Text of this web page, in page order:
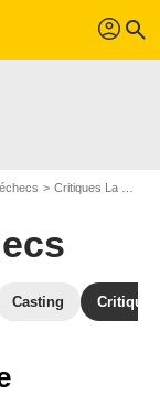
profil search
Critiques La Reine des échecs
Casting